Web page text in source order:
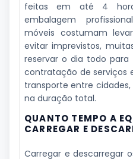
feitas em até 4
embalagem
móveis costumam
evitar imprevistos,
reservar o dia todo para
contratação de serviços
transporte entre
na duração total.
QUANTO TEMPO A
CARREGAR E
Carregar e descarregar